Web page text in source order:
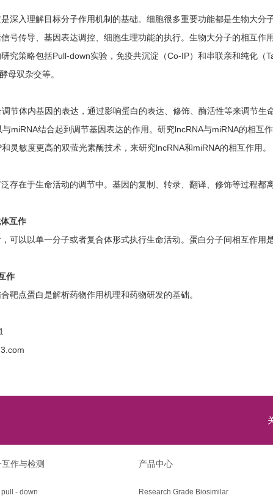
深入理解目标分子作用机制的基础。细胞很多重要功能都是生物大分
号传导、基因表达调控、细胞生理功能的执行。生物大分子的相互作
究策略包括Pull-down实验，免疫共沉淀（Co-IP）和串联亲和纯化（
母双杂交等。
节体内基因的表达，通过影响蛋白的表达、修饰、酶活性等来调节生
miRNA结合起到调节基因表达的作用。研究lncRNA与miRNA的相互
灵敏度更高的双萤光素酶技术，来研究lncRNA和miRNA的相互作用。
存在于生命活动的调节中。基因的复制、转录、翻译、修饰等过程都
互作
可以以单一分子或者复合体形式执行生命活动。蛋白分子间相互作用
作
靶点蛋白是解析药物作用机理和药物研发的基础。
作与检测
pull - down
产品中心
Research Grade Biosimilar